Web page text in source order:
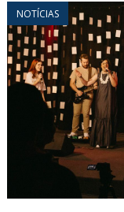
NOTÍCIAS